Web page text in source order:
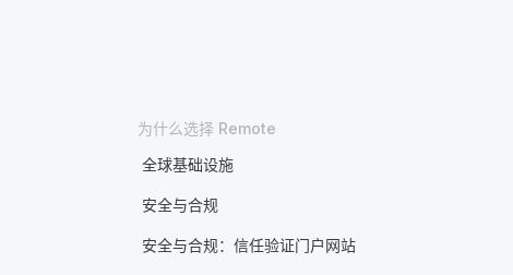
为什么选择 Remote
全球基础设施
安全与合规
安全与合规：信任验证门户网站